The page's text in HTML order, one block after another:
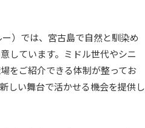
）では、宮古島で自然と馴染め
しています。ミドル世代やシニ
をご紹介できる体制が整ってお
しい舞台で活かせる機会を提供し